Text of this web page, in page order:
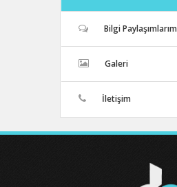
Bilgi Paylaşımlarım
Galeri
İletişim